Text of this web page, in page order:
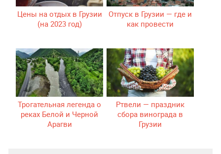
Цены на отдых в Грузии
(на 2023 год)
Отпуск в Грузии — где и
как провести
Трогательная легенда о
реках Белой и Черной
Арагви
Ртвели — праздник
сбора винограда в
Грузии